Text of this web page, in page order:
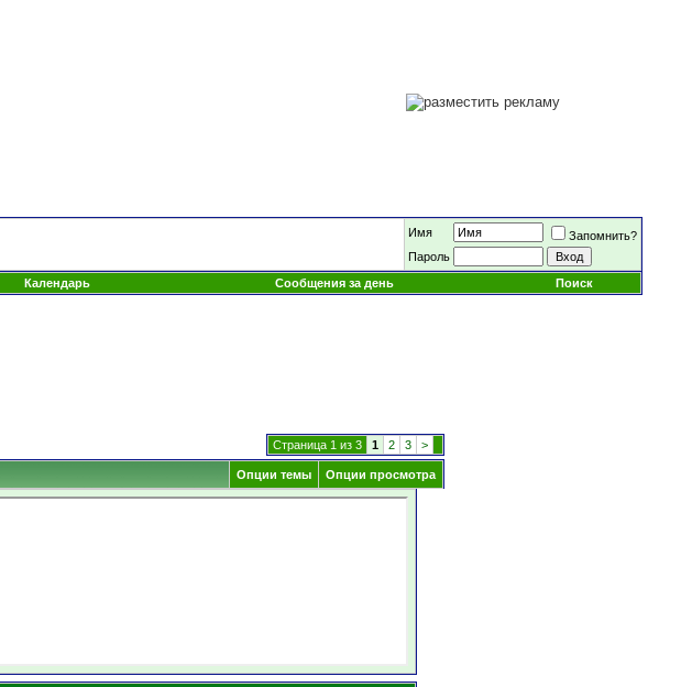
Имя
Запомнить?
Пароль
Календарь Сообщения за день Поиск
Страница 1 из 3 1 2 3 >
Опции темы Опции просмотра